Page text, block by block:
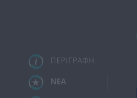
ΠΕΡΙΓΡΑΦΗ
ΝΕΑ